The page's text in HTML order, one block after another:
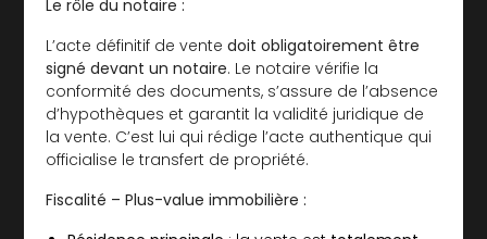
Le rôle du notaire :
L’acte définitif de ventedoit obligatoirement être
signé devant un notaire. Le notaire vérifie la
conformité des documents, s’assure de l’absence
d’hypothèques et garantit la validité juridique de
la vente. C’est lui qui rédige l’acte authentique qui
officialise le transfert de propriété.
Fiscalité – Plus-value immobilière :